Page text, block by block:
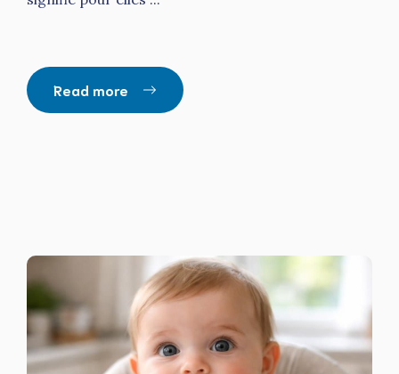
Read more